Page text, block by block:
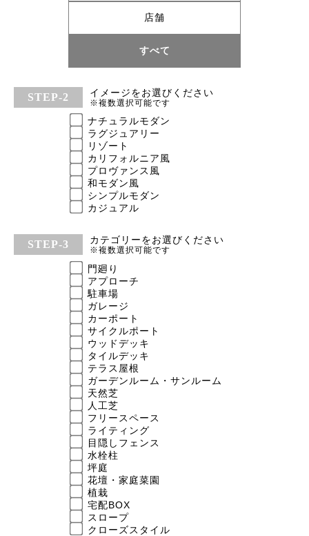
店舗
すべて
イメージをお選びください
※複数選択可能です
ナチュラルモダン
ラグジュアリー
リゾート
カリフォルニア風
プロヴァンス風
和モダン風
シンプルモダン
カジュアル
カテゴリーをお選びください
※複数選択可能です
門廻り
アプローチ
駐車場
ガレージ
カーポート
サイクルポート
ウッドデッキ
タイルデッキ
テラス屋根
ガーデンルーム・サンルーム
天然芝
人工芝
フリースペース
ライティング
目隠しフェンス
水栓柱
坪庭
花壇・家庭菜園
植栽
宅配BOX
スロープ
クローズスタイル